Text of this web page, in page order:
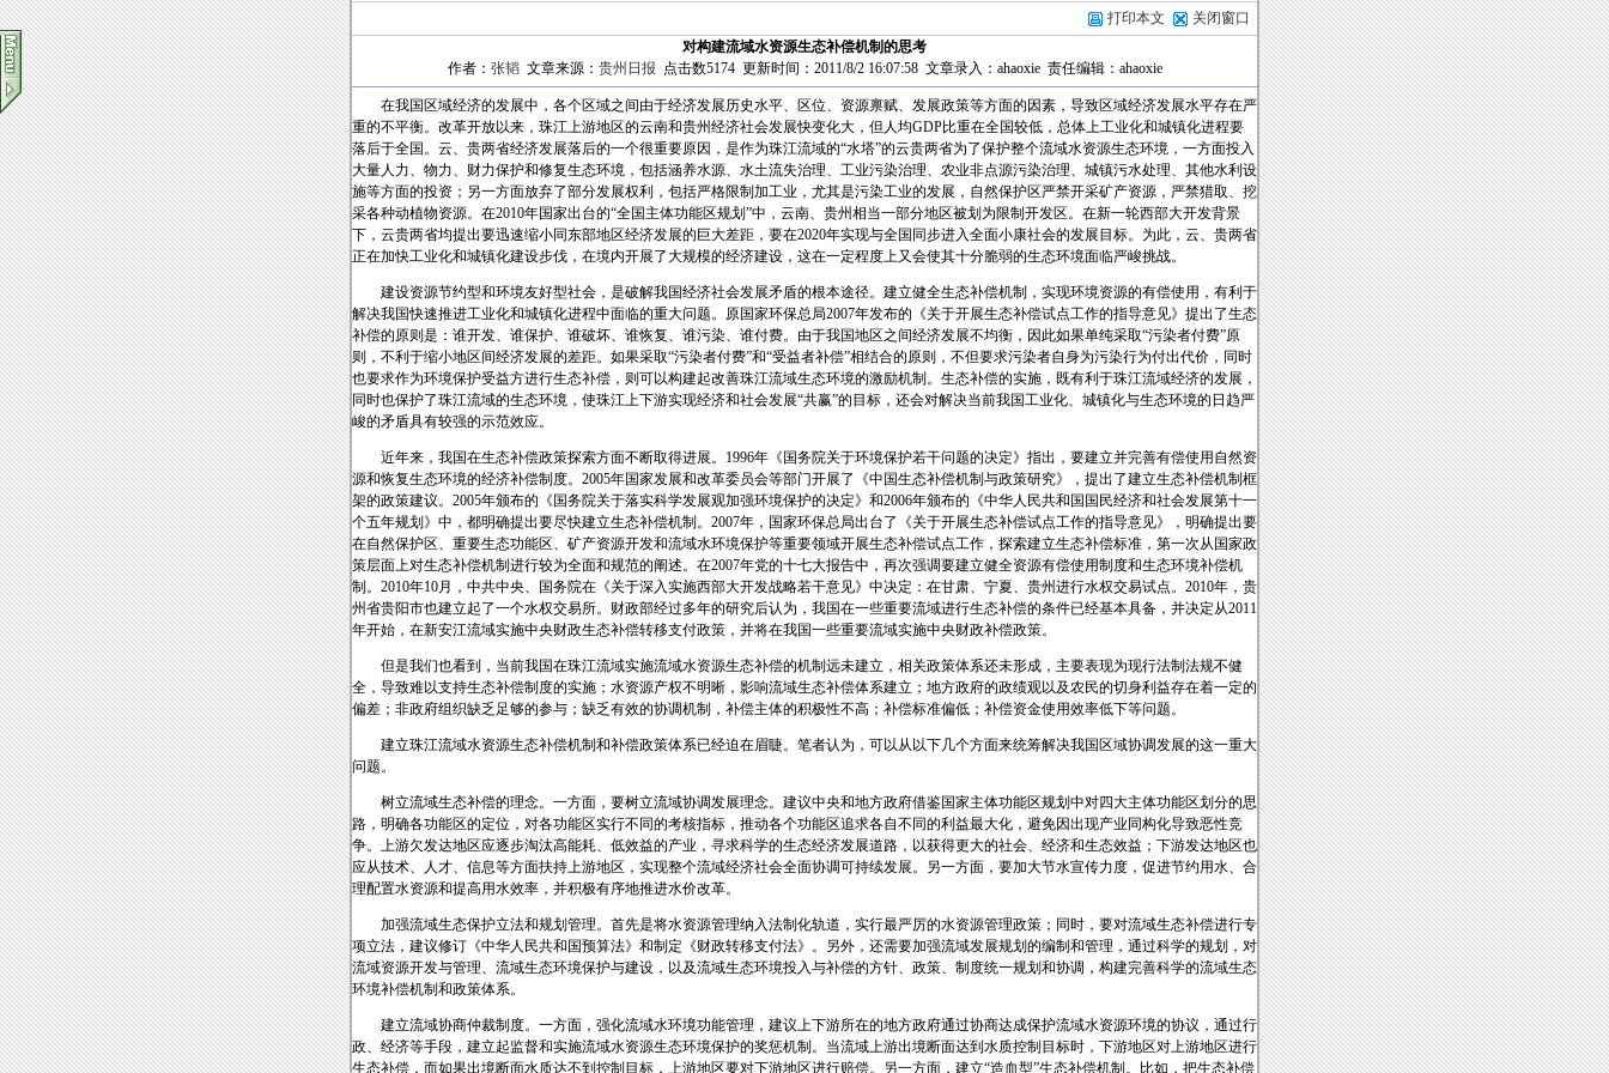
打印本文
关闭窗口
对构建流域水资源生态补偿机制的思考
作者： 张韬文章来源： 贵州日报 点击数5174 更新时间：2011/8/2 16:07:58 文章录入：ahaoxie 责任编辑：ahaoxie
在我国区域经济的发展中，各个区域之间由于经济发展历史水平、区位、资源禀赋、发展政策等方面的因素，导致区域经济发展水平存在严
重的不平衡。改革开放以来，珠江上游地区的云南和贵州经济社会发展快变化大，但人均GDP比重在全国较低，总体上工业化和城镇化进程要
落后于全国。云、贵两省经济发展落后的一个很重要原因，是作为珠江流域的“水塔”的云贵两省为了保护整个流域水资源生态环境，一方面投入
大量人力、物力、财力保护和修复生态环境，包括涵养水源、水土流失治理、工业污染治理、农业非点源污染治理、城镇污水处理、其他水利设
施等方面的投资；另一方面放弃了部分发展权利，包括严格限制加工业，尤其是污染工业的发展，自然保护区严禁开采矿产资源，严禁猎取、挖
采各种动植物资源。在2010年国家出台的“全国主体功能区规划”中，云南、贵州相当一部分地区被划为限制开发区。在新一轮西部大开发背景
下，云贵两省均提出要迅速缩小同东部地区经济发展的巨大差距，要在2020年实现与全国同步进入全面小康社会的发展目标。为此，云、贵两省
正在加快工业化和城镇化建设步伐，在境内开展了大规模的经济建设，这在一定程度上又会使其十分脆弱的生态环境面临严峻挑战。
建设资源节约型和环境友好型社会，是破解我国经济社会发展矛盾的根本途径。建立健全生态补偿机制，实现环境资源的有偿使用，有利于
解决我国快速推进工业化和城镇化进程中面临的重大问题。原国家环保总局2007年发布的《关于开展生态补偿试点工作的指导意见》提出了生态
补偿的原则是：谁开发、谁保护、谁破坏、谁恢复、谁污染、谁付费。由于我国地区之间经济发展不均衡，因此如果单纯采取“污染者付费”原
则，不利于缩小地区间经济发展的差距。如果采取“污染者付费”和“受益者补偿”相结合的原则，不但要求污染者自身为污染行为付出代价，同时
也要求作为环境保护受益方进行生态补偿，则可以构建起改善珠江流域生态环境的激励机制。生态补偿的实施，既有利于珠江流域经济的发展，
同时也保护了珠江流域的生态环境，使珠江上下游实现经济和社会发展“共赢”的目标，还会对解决当前我国工业化、城镇化与生态环境的日趋严
峻的矛盾具有较强的示范效应。
近年来，我国在生态补偿政策探索方面不断取得进展。1996年《国务院关于环境保护若干问题的决定》指出，要建立并完善有偿使用自然资
源和恢复生态环境的经济补偿制度。2005年国家发展和改革委员会等部门开展了《中国生态补偿机制与政策研究》，提出了建立生态补偿机制框
架的政策建议。2005年颁布的《国务院关于落实科学发展观加强环境保护的决定》和2006年颁布的《中华人民共和国国民经济和社会发展第十一
个五年规划》中，都明确提出要尽快建立生态补偿机制。2007年，国家环保总局出台了《关于开展生态补偿试点工作的指导意见》，明确提出要
在自然保护区、重要生态功能区、矿产资源开发和流域水环境保护等重要领域开展生态补偿试点工作，探索建立生态补偿标准，第一次从国家政
策层面上对生态补偿机制进行较为全面和规范的阐述。在2007年党的十七大报告中，再次强调要建立健全资源有偿使用制度和生态环境补偿机
制。2010年10月，中共中央、国务院在《关于深入实施西部大开发战略若干意见》中决定：在甘肃、宁夏、贵州进行水权交易试点。2010年，贵
州省贵阳市也建立起了一个水权交易所。财政部经过多年的研究后认为，我国在一些重要流域进行生态补偿的条件已经基本具备，并决定从2011
年开始，在新安江流域实施中央财政生态补偿转移支付政策，并将在我国一些重要流域实施中央财政补偿政策。
但是我们也看到，当前我国在珠江流域实施流域水资源生态补偿的机制远未建立，相关政策体系还未形成，主要表现为现行法制法规不健
全，导致难以支持生态补偿制度的实施；水资源产权不明晰，影响流域生态补偿体系建立；地方政府的政绩观以及农民的切身利益存在着一定的
偏差；非政府组织缺乏足够的参与；缺乏有效的协调机制，补偿主体的积极性不高；补偿标准偏低；补偿资金使用效率低下等问题。
建立珠江流域水资源生态补偿机制和补偿政策体系已经迫在眉睫。笔者认为，可以从以下几个方面来统筹解决我国区域协调发展的这一重大
问题。
树立流域生态补偿的理念。一方面，要树立流域协调发展理念。建议中央和地方政府借鉴国家主体功能区规划中对四大主体功能区划分的思
路，明确各功能区的定位，对各功能区实行不同的考核指标，推动各个功能区追求各自不同的利益最大化，避免因出现产业同构化导致恶性竞
争。上游欠发达地区应逐步淘汰高能耗、低效益的产业，寻求科学的生态经济发展道路，以获得更大的社会、经济和生态效益；下游发达地区也
应从技术、人才、信息等方面扶持上游地区，实现整个流域经济社会全面协调可持续发展。另一方面，要加大节水宣传力度，促进节约用水、合
理配置水资源和提高用水效率，并积极有序地推进水价改革。
加强流域生态保护立法和规划管理。首先是将水资源管理纳入法制化轨道，实行最严厉的水资源管理政策；同时，要对流域生态补偿进行专
项立法，建议修订《中华人民共和国预算法》和制定《财政转移支付法》。另外，还需要加强流域发展规划的编制和管理，通过科学的规划，对
流域资源开发与管理、流域生态环境保护与建设，以及流域生态环境投入与补偿的方针、政策、制度统一规划和协调，构建完善科学的流域生态
环境补偿机制和政策体系。
建立流域协商仲裁制度。一方面，强化流域水环境功能管理，建议上下游所在的地方政府通过协商达成保护流域水资源环境的协议，通过行
政、经济等手段，建立起监督和实施流域水资源生态环境保护的奖惩机制。当流域上游出境断面达到水质控制目标时，下游地区对上游地区进行
生态补偿，而如果出境断面水质达不到控制目标，上游地区要对下游地区进行赔偿。另一方面，建立“造血型”生态补偿机制。比如，把生态补偿